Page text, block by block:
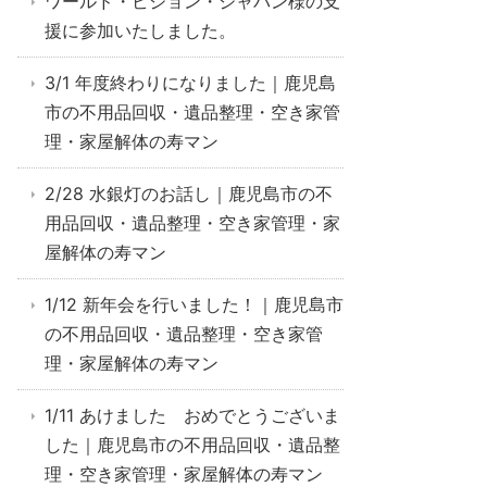
援に参加いたしました。
3/1 年度終わりになりました｜鹿児島
市の不用品回収・遺品整理・空き家管
理・家屋解体の寿マン
2/28 水銀灯のお話し｜鹿児島市の不
用品回収・遺品整理・空き家管理・家
屋解体の寿マン
1/12 新年会を行いました！｜鹿児島市
の不用品回収・遺品整理・空き家管
理・家屋解体の寿マン
1/11 あけました おめでとうございま
した｜鹿児島市の不用品回収・遺品整
理・空き家管理・家屋解体の寿マン